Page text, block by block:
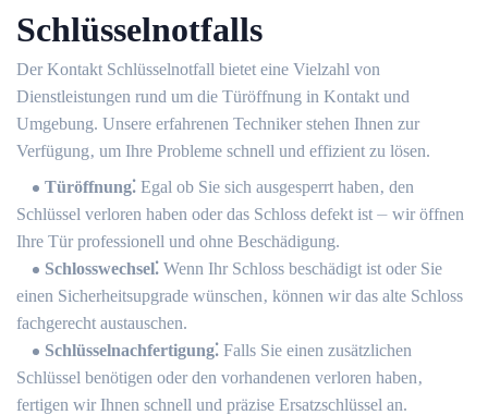
Schlüsselnotfalls
Der Kontakt Schlüsselnotfall bietet eine Vielzahl von
Dienstleistungen rund um die Türöffnung in Kontakt und
Umgebung.​ Unsere erfahrenen Techniker stehen Ihnen zur
Verfügung‚ um Ihre Probleme schnell und effizient zu lösen.
Türöffnung⁚ Egal ob Sie sich ausgesperrt haben‚ den
Schlüssel verloren haben oder das Schloss defekt ist ⏤ wir öffnen
Ihre Tür professionell und ohne Beschädigung.​
Schlosswechsel⁚ Wenn Ihr Schloss beschädigt ist oder Sie
einen Sicherheitsupgrade wünschen‚ können wir das alte Schloss
fachgerecht austauschen.
Schlüsselnachfertigung⁚ Falls Sie einen zusätzlichen
Schlüssel benötigen oder den vorhandenen verloren haben‚
fertigen wir Ihnen schnell und präzise Ersatzschlüssel an.​